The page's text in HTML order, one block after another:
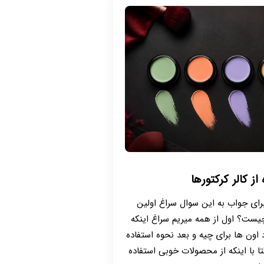
کالر کرکتورها
برای جواب به این سوال سراغ اولین
اول از همه میریم سراغ اینکه
اون ها برای چیه و بعد نحوه استفاده
با اینکه از محصولات خوبی استفاده